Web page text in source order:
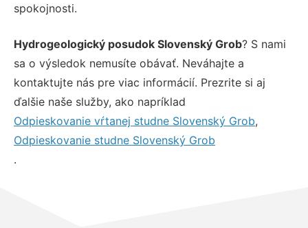
spokojnosti.
Hydrogeologický posudok Slovenský Grob? S nami
sa o výsledok nemusíte obávať. Neváhajte a
kontaktujte nás pre viac informácií. Prezrite si aj
ďalšie naše služby, ako napríklad
Odpieskovanie vŕtanej studne Slovenský Grob,
Odpieskovanie studne Slovenský Grob
.